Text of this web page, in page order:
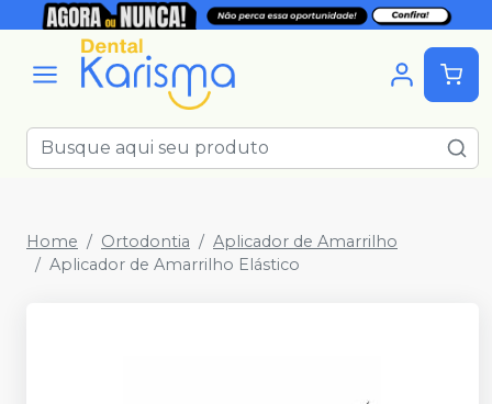
Home Ortodontia
Aplicador de Amarrilho
Aplicador de Amarrilho Elástico